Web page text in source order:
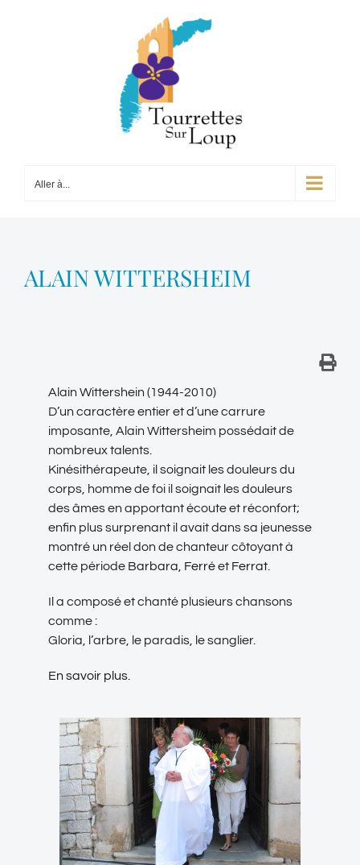
Aller à...
ALAIN WITTERSHEIM
Alain Wittershein (1944-2010)
D’un caractère entier et d’une carrure
imposante, Alain Wittersheim possédait de
nombreux talents.
Kinésithérapeute, il soignait les douleurs du
corps, homme de foi il soignait les douleurs
des âmes en apportant écoute et réconfort;
enfin plus surprenant il avait dans sa jeunesse
montré un réel don de chanteur côtoyant à
cette période Barbara Ferréet Ferrat
Il a composé et chanté plusieurs chansons
comme :
Gloria, l’arbre, le paradis, le sanglier.
En savoir plus.